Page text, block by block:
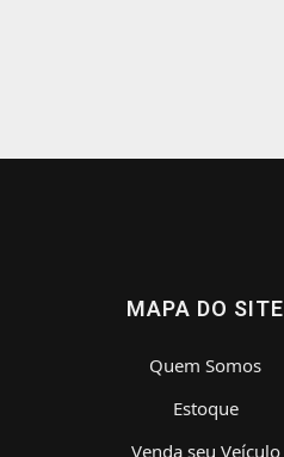
MAPA DO SITE
Quem Somos
Estoque
Venda seu Veículo